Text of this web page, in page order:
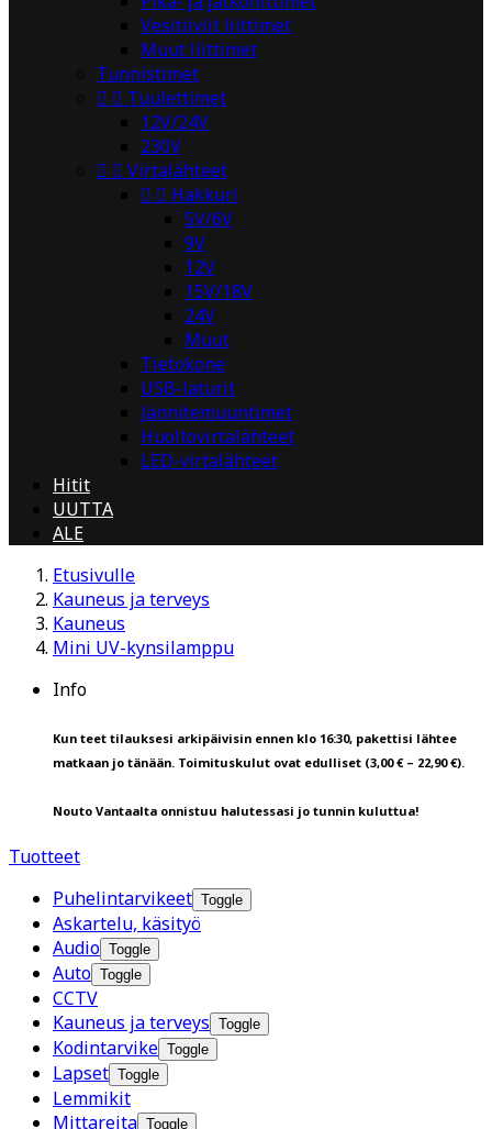
Vesitiiviit liittimet
Muut liittimet
Tunnistimet
  Tuulettimet
12V/24V
230V
  Virtalähteet
  Hakkuri
5V/6V
9V
12V
15V/18V
24V
Muut
Tietokone
USB-laturit
Jännitemuuntimet
Huoltovirtalähteet
LED-virtalähteet
Hitit
UUTTA
ALE
Etusivulle
Kauneus ja terveys
Kauneus
Mini UV-kynsilamppu
Info
Kun teet tilauksesi arkipäivisin ennen klo 16:30, pakettisi lähtee
matkaan jo tänään. Toimituskulut ovat edulliset (3,00 € – 22,90 €).
Nouto Vantaalta onnistuu halutessasi jo tunnin kuluttua!
Tuotteet
Puhelintarvikeet Toggle
Askartelu, käsityö
Audio Toggle
Auto Toggle
CCTV
Kauneus ja terveys Toggle
Kodintarvike Toggle
Lapset Toggle
Lemmikit
Mittareita Toggle